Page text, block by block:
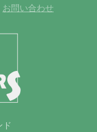
お問い合わせ